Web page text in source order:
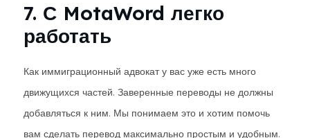
7. С MotaWord легко
работать
Как иммиграционный адвокат у вас уже есть много
движущихся частей. Заверенные переводы не должны
добавляться к ним. Мы понимаем это и хотим помочь
вам сделать перевод максимально простым и удобным.